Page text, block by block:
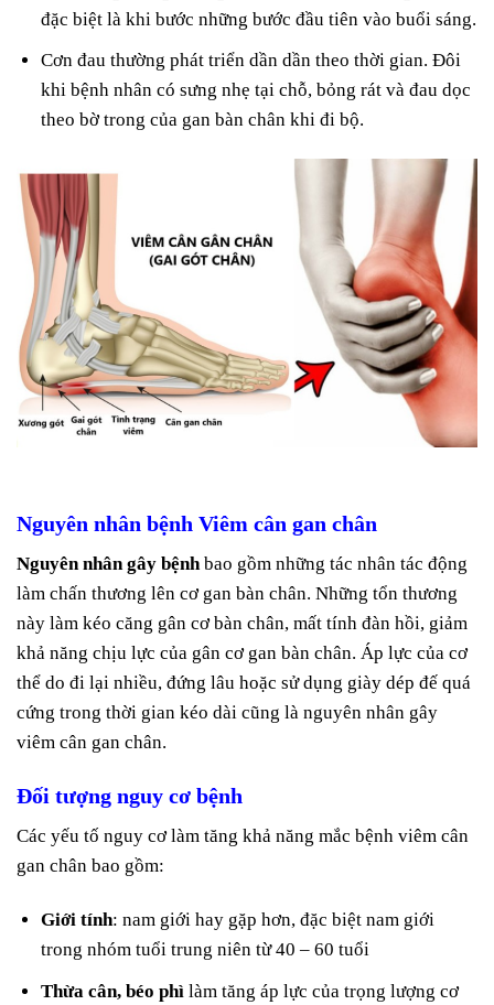
đặc biệt là khi bước những bước đầu tiên vào buổi sáng.
Cơn đau thường phát triển dần dần theo thời gian. Đôi
khi bệnh nhân có sưng nhẹ tại chỗ, bỏng rát và đau dọc
theo bờ trong của gan bàn chân khi đi bộ.
Nguyên nhân bệnh Viêm cân gan chân
Nguyên nhân gây bệnhbao gồm những tác nhân tác động
làm chấn thương lên cơ gan bàn chân. Những tổn thương
này làm kéo căng gân cơ bàn chân, mất tính đàn hồi, giảm
khả năng chịu lực của gân cơ gan bàn chân. Áp lực của cơ
thể do đi lại nhiều, đứng lâu hoặc sử dụng giày dép đế quá
cứng trong thời gian kéo dài cũng là nguyên nhân gây
viêm cân gan chân.
Đối tượng nguy cơ bệnh
Các yếu tố nguy cơ làm tăng khả năng mắc bệnh viêm cân
gan chân bao gồm:
Giới tính: nam giới hay gặp hơn, đặc biệt nam giới
trong nhóm tuổi trung niên từ 40 – 60 tuổi
Thừa cân, béo phì làm tăng áp lực của trọng lượng cơ